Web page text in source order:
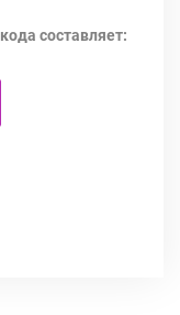
составляет: